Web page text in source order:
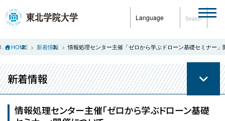
Language Search
HOME 新着情報 情報処理センター主催「ゼロから学ぶドローン基礎セミナー」
新着情報
情報処理センター主催「ゼロから学ぶドローン基礎